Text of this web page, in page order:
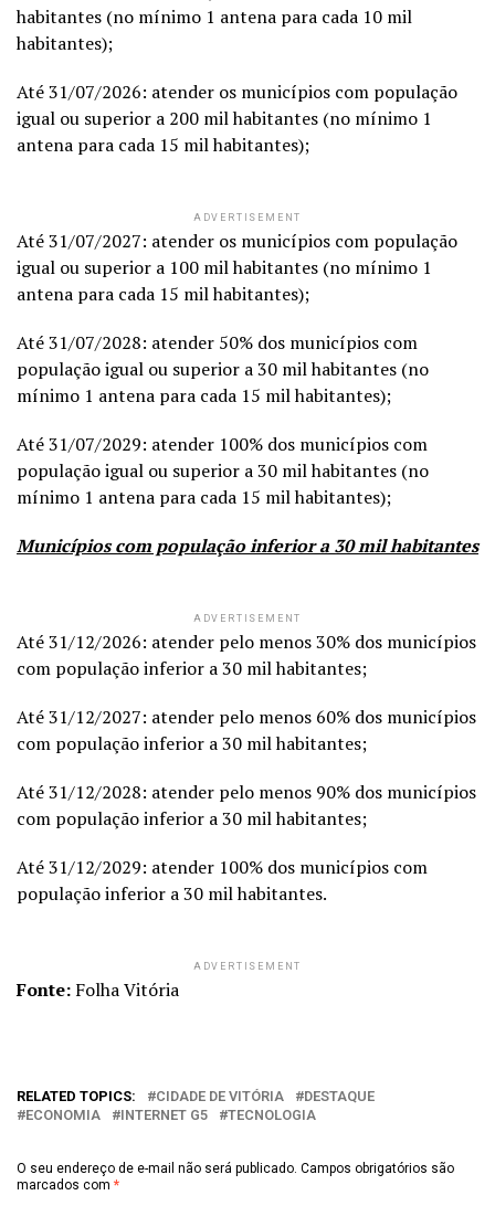
habitantes (no mínimo 1 antena para cada 10 mil
habitantes);
Até 31/07/2026: atender os municípios com população
igual ou superior a 200 mil habitantes (no mínimo 1
antena para cada 15 mil habitantes);
ADVERTISEMENT
Até 31/07/2027: atender os municípios com população
igual ou superior a 100 mil habitantes (no mínimo 1
antena para cada 15 mil habitantes);
Até 31/07/2028: atender 50% dos municípios com
população igual ou superior a 30 mil habitantes (no
mínimo 1 antena para cada 15 mil habitantes);
Até 31/07/2029: atender 100% dos municípios com
população igual ou superior a 30 mil habitantes (no
mínimo 1 antena para cada 15 mil habitantes);
Municípios com população inferior a 30 mil habitantes
ADVERTISEMENT
Até 31/12/2026: atender pelo menos 30% dos municípios
com população inferior a 30 mil habitantes;
Até 31/12/2027: atender pelo menos 60% dos municípios
com população inferior a 30 mil habitantes;
Até 31/12/2028: atender pelo menos 90% dos municípios
com população inferior a 30 mil habitantes;
Até 31/12/2029: atender 100% dos municípios com
população inferior a 30 mil habitantes.
ADVERTISEMENT
Fonte: Folha Vitória
RELATED TOPICS: CIDADE DE VITÓRIA
DESTAQUE
ECONOMIA
INTERNET G5 TECNOLOGIA
O seu endereço de e-mail não será publicado. Campos obrigatórios são
marcados com *